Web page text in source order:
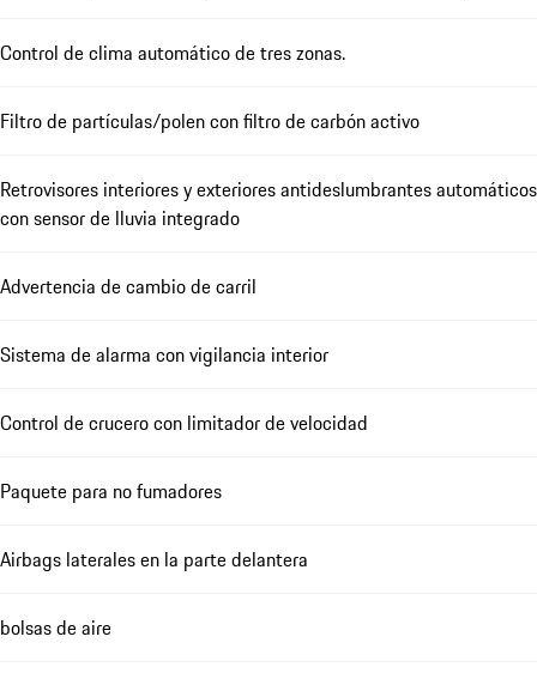
Control de clima automático de tres zonas.
Filtro de partículas/polen con filtro de carbón activo
Retrovisores interiores y exteriores antideslumbrantes automáticos
con sensor de lluvia integrado
Advertencia de cambio de carril
Sistema de alarma con vigilancia interior
Control de crucero con limitador de velocidad
Paquete para no fumadores
Airbags laterales en la parte delantera
bolsas de aire